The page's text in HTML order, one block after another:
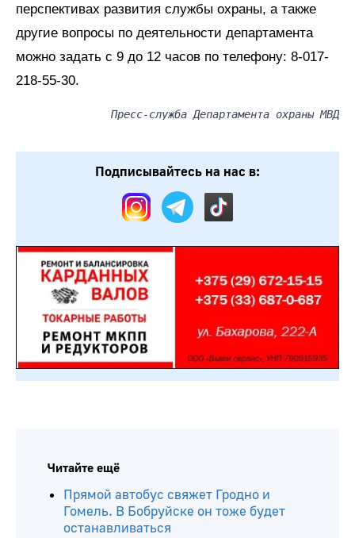
перспективах развития службы охраны, а также
другие вопросы по деятельности департамента
можно задать с 9 до 12 часов по телефону: 8-017-
218-55-30.
Пресс-служба Департамента охраны МВД
Подписывайтесь на нас в:
Читайте ещё
Прямой автобус свяжет Гродно и
Гомель. В Бобруйске он тоже будет
останавливаться